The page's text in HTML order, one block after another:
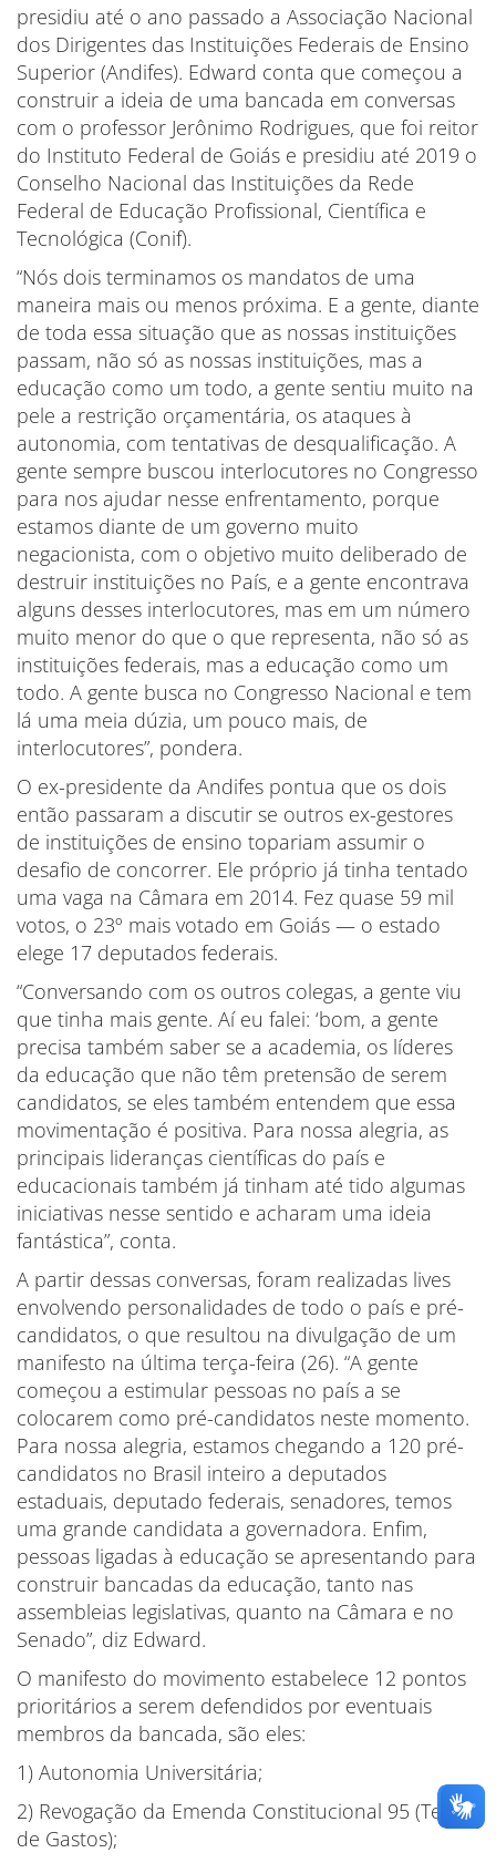
presidiu até o ano passado a Associação Nacional
dos Dirigentes das Instituições Federais de Ensino
Superior (Andifes). Edward conta que começou a
construir a ideia de uma bancada em conversas
com o professor Jerônimo Rodrigues, que foi reitor
do Instituto Federal de Goiás e presidiu até 2019 o
Conselho Nacional das Instituições da Rede
Federal de Educação Profissional, Científica e
Tecnológica (Conif).
“Nós dois terminamos os mandatos de uma
maneira mais ou menos próxima. E a gente, diante
de toda essa situação que as nossas instituições
passam, não só as nossas instituições, mas a
educação como um todo, a gente sentiu muito na
pele a restrição orçamentária, os ataques à
autonomia, com tentativas de desqualificação. A
gente sempre buscou interlocutores no Congresso
para nos ajudar nesse enfrentamento, porque
estamos diante de um governo muito
negacionista, com o objetivo muito deliberado de
destruir instituições no País, e a gente encontrava
alguns desses interlocutores, mas em um número
muito menor do que o que representa, não só as
instituições federais, mas a educação como um
todo. A gente busca no Congresso Nacional e tem
lá uma meia dúzia, um pouco mais, de
interlocutores”, pondera.
O ex-presidente da Andifes pontua que os dois
então passaram a discutir se outros ex-gestores
de instituições de ensino topariam assumir o
desafio de concorrer. Ele próprio já tinha tentado
uma vaga na Câmara em 2014. Fez quase 59 mil
votos, o 23º mais votado em Goiás — o estado
elege 17 deputados federais.
“Conversando com os outros colegas, a gente viu
que tinha mais gente. Aí eu falei: ‘bom, a gente
precisa também saber se a academia, os líderes
da educação que não têm pretensão de serem
candidatos, se eles também entendem que essa
movimentação é positiva. Para nossa alegria, as
principais lideranças científicas do país e
educacionais também já tinham até tido algumas
iniciativas nesse sentido e acharam uma ideia
fantástica”, conta.
A partir dessas conversas, foram realizadas lives
envolvendo personalidades de todo o país e pré-
candidatos, o que resultou na divulgação de um
manifesto na última terça-feira (26). “A gente
começou a estimular pessoas no país a se
colocarem como pré-candidatos neste momento.
Para nossa alegria, estamos chegando a 120 pré-
candidatos no Brasil inteiro a deputados
estaduais, deputado federais, senadores, temos
uma grande candidata a governadora. Enfim,
pessoas ligadas à educação se apresentando para
construir bancadas da educação, tanto nas
assembleias legislativas, quanto na Câmara e no
Senado”, diz Edward.
O manifesto do movimento estabelece 12 pontos
prioritários a serem defendidos por eventuais
membros da bancada, são eles:
1) Autonomia Universitária;
2) Revogação da Emenda Constitucional 95 (Teto
de Gastos);